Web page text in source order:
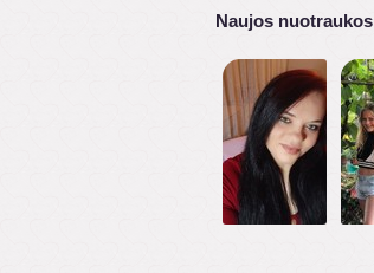
Naujos nuotraukos